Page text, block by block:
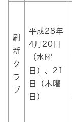
刷
新
ク
ラ
ブ
平成28年
4月20日
（水曜
日）、21
日（木曜
日）